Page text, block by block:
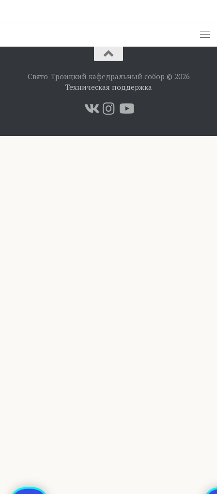
Свято-Троицкий кафедральный собор © 2026
Техническая поддержка